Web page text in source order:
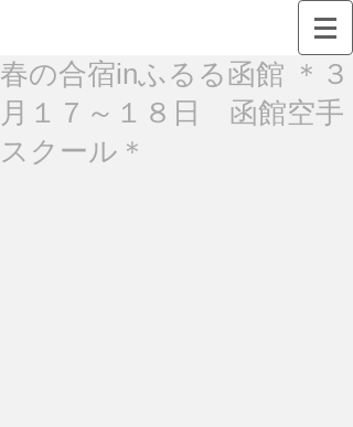
春の合宿inふるる函館 ＊３
月１７～１８日 函館空手
スクール＊